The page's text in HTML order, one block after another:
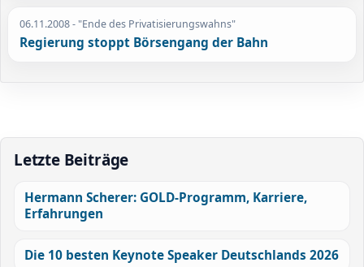
06.11.2008- "Ende des Privatisierungswahns"
Regierung stoppt Börsengang der Bahn
Letzte Beiträge
Hermann Scherer: GOLD-Programm, Karriere,
Erfahrungen
Die 10 besten Keynote Speaker Deutschlands 2026